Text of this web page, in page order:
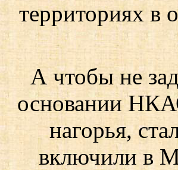
территориях в
А чтобы не
основании
нагорья,
включили в